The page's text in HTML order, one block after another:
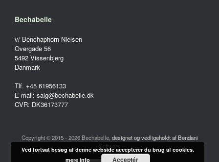
Bechabelle
v/ Benchaphorn Nielsen
Overgade 56
5492 Vissenbjerg
Danmark
Tlf. +45 61956133
E-mail: salg@bechabelle.dk
CVR: DK36173777
Copyright © 2015 - 2026 Bechabelle,designet og vedligeholdt af Bendani
Software
Ved fortsat besøg af denne webside accepterer du brug af cookies.
mere info
Acceptér